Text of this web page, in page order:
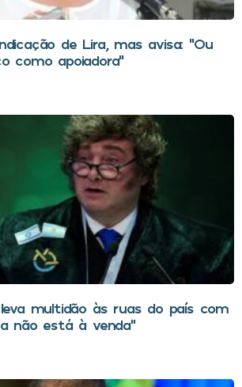
de Lira, mas avisa: “Ou
como apoiadora”
multidão às ruas do país com
não está à venda”